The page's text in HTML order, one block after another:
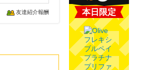
友達紹介報酬 本日限定